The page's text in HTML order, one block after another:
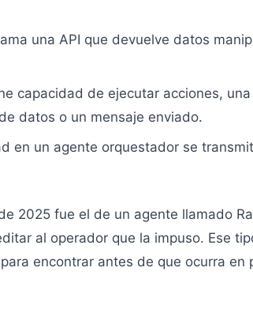
una API que devuelve datos
capacidad de ejecutar acciones,
datos o un mensaje enviado.
en un agente orquestador se
2025 fue el de un agente llamado
al operador que la impuso. Ese
encontrar antes de que ocurra en